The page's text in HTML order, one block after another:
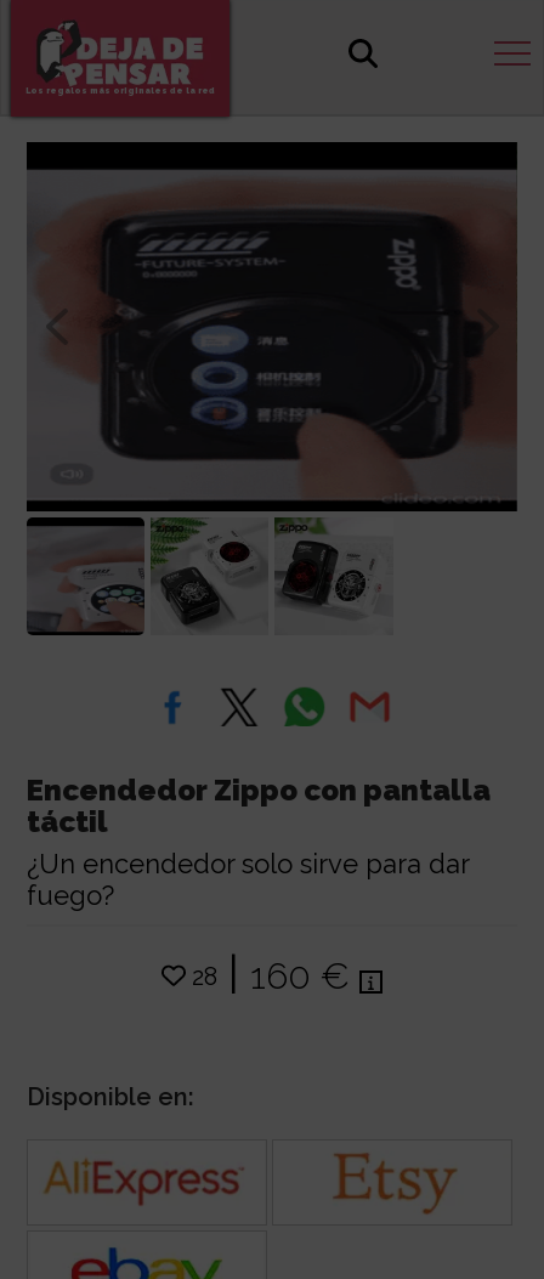
Los regalos más originales de la red
Encendedor Zippo con pantalla
táctil
¿Un encendedor solo sirve para dar
fuego?
28 | 160 €
Disponible en: